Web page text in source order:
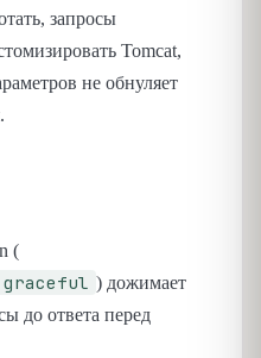
запросы
Tomcat,
не обнуляет
(
) дожимает
до ответа перед